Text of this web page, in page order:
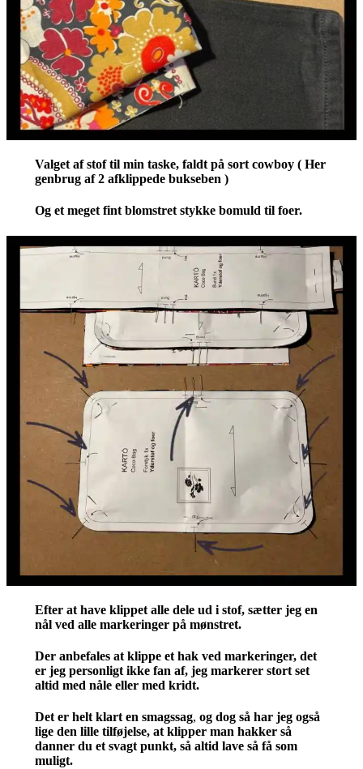
Valget af stof til min taske, faldt på sort cowboy ( Her
genbrug af 2 afklippede bukseben )
Og et meget fint blomstret stykke bomuld til foer.
Efter at have klippet alle dele ud i stof, sætter jeg en
nål ved alle markeringer på mønstret.
Der anbefales at klippe et hak ved markeringer, det
er jeg personligt ikke fan af, jeg markerer stort set
altid med nåle eller med kridt.
Det er helt klart en smagssag, og dog så har jeg også
lige den lille tilføjelse, at klipper man hakker så
danner du et svagt punkt, så altid lave så få som
muligt.